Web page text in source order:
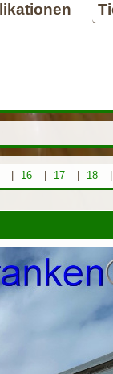
16 17 18